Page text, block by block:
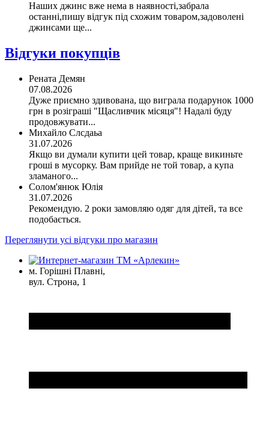
Наших джинс вже нема в наявності,забрала
останні,пишу відгук під схожим товаром,задоволені
джинсами ще...
Відгуки покупців
Рената Демян
07.08.2026
Дуже приємно здивована, що виграла подарунок 1000
грн в розіграші "Щасливчик місяця"! Надалі буду
продовжувати...
Михайло Слсдаьа
31.07.2026
Якщо ви думали купити цей товар, краще викиньте
гроші в мусорку. Вам прийде не той товар, а купа
зламаного...
Солом'янюк Юлія
31.07.2026
Рекомендую. 2 роки замовляю одяг для дітей, та все
подобається.
Переглянути усі відгуки про магазин
м. Горішні Плавні,
вул. Строна, 1